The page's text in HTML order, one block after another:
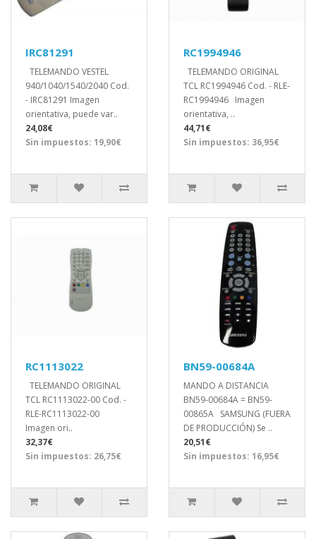
IRC81291
TELEMANDO VESTEL
940/1040/1540/2040 Cod.
- IRC81291 Imagen
orientativa, puede var..
24,08€
Sin impuestos: 19,90€
RC1994946
TELEMANDO ORIGINAL
TCL RC1994946 Cod. - RLE-
RC1994946 Imagen
orientativa, ..
44,71€
Sin impuestos: 36,95€
RC1113022
TELEMANDO ORIGINAL
TCL RC1113022-00 Cod. -
RLE-RC1113022-00
Imagen ori..
32,37€
Sin impuestos: 26,75€
BN59-00684A
MANDO A DISTANCIA
BN59-00684A = BN59-
00865A SAMSUNG (FUERA
DE PRODUCCIÓN) Se ..
20,51€
Sin impuestos: 16,95€